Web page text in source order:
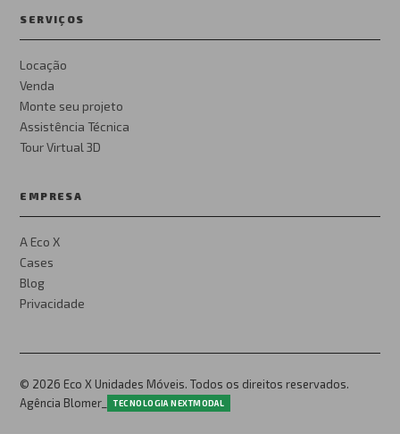
SERVIÇOS
Locação
Venda
Monte seu projeto
Assistência Técnica
Tour Virtual 3D
EMPRESA
A Eco X
Cases
Blog
Privacidade
© 2026 Eco X Unidades Móveis. Todos os direitos reservados.
Agência Blomer_
TECNOLOGIA NEXTMODAL